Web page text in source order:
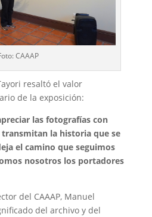
CAAAP
resaltó el valor
de la exposición:
las fotografías con
la historia que se
el camino que seguimos
nosotros los portadores
del CAAAP, Manuel
del archivo y del